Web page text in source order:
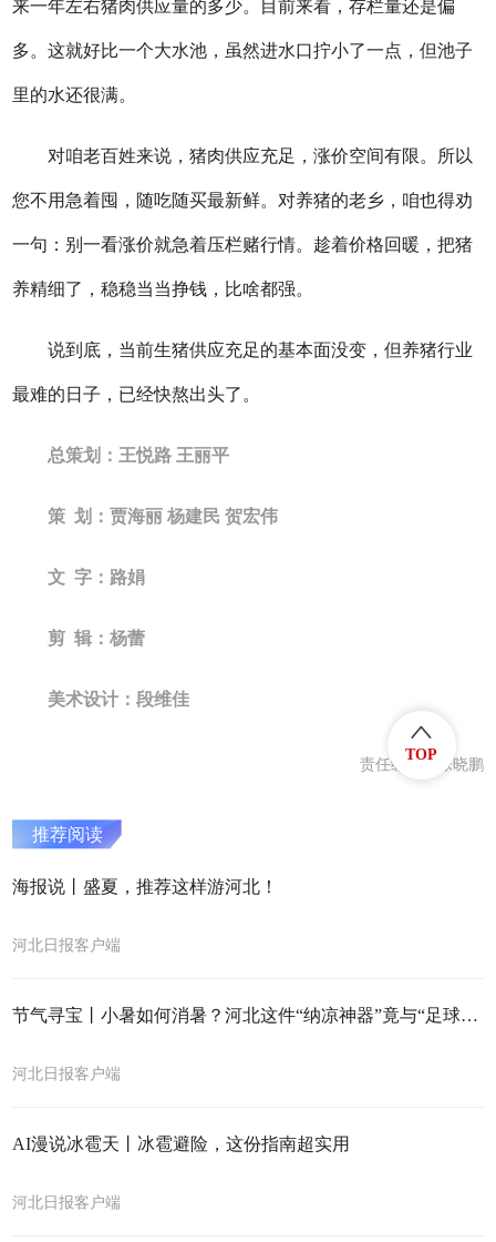
来一年左右猪肉供应量的多少。目前来看，存栏量还是偏
多。这就好比一个大水池，虽然进水口拧小了一点，但池子
里的水还很满。
对咱老百姓来说，猪肉供应充足，涨价空间有限。所以
您不用急着囤，随吃随买最新鲜。对养猪的老乡，咱也得劝
一句：别一看涨价就急着压栏赌行情。趁着价格回暖，把猪
养精细了，稳稳当当挣钱，比啥都强。
说到底，当前生猪供应充足的基本面没变，但养猪行业
最难的日子，已经快熬出头了。
总策划：王悦路 王丽平
策 划：贾海丽 杨建民 贺宏伟
文 字：路娟
剪 辑：杨蕾
美术设计：段维佳
责任编辑：张晓鹏
推荐阅读
海报说丨盛夏，推荐这样游河北！
河北日报客户端
节气寻宝丨小暑如何消暑？河北这件“纳凉神器”竟与“足球”有关……
河北日报客户端
AI漫说冰雹天丨冰雹避险，这份指南超实用
河北日报客户端
TOP